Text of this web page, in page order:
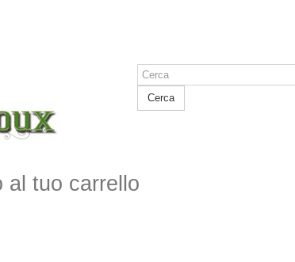
Cerca
al tuo carrello